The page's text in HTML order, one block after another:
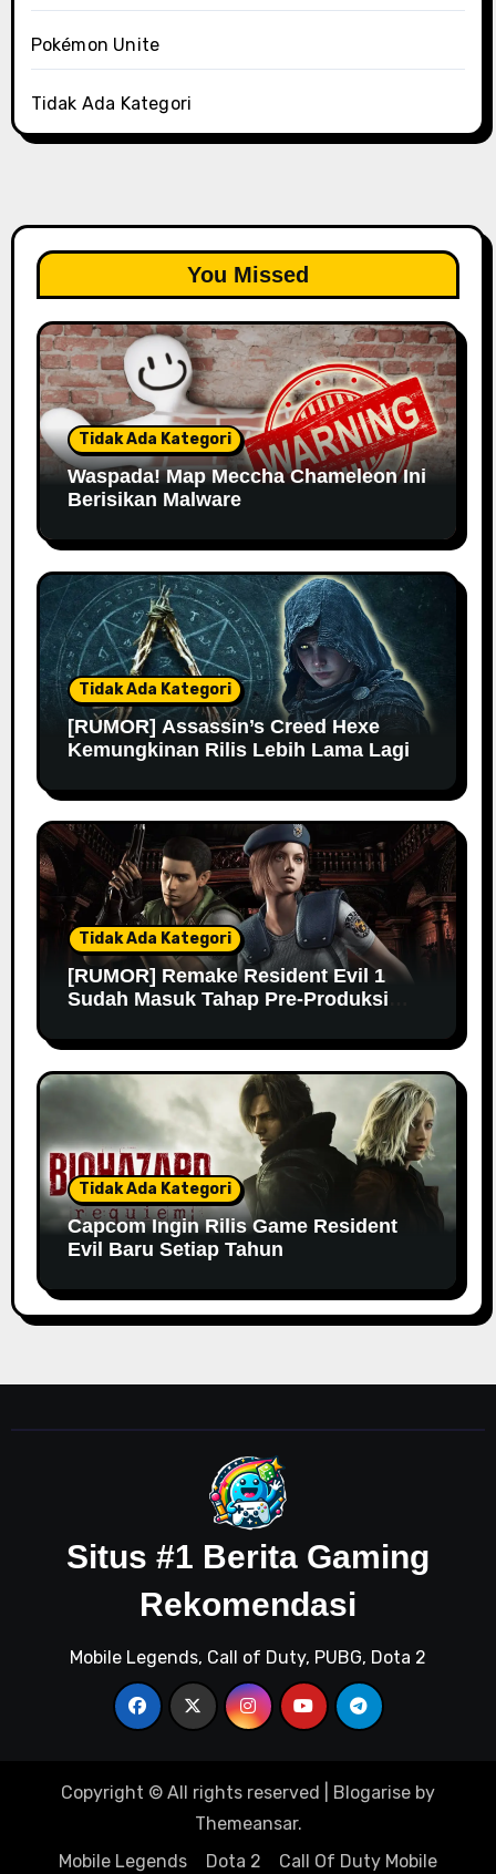
Pokémon Unite
Tidak Ada Kategori
You Missed
Tidak Ada Kategori
Waspada! Map Meccha Chameleon Ini
Berisikan Malware
Tidak Ada Kategori
[RUMOR] Assassin’s Creed Hexe
Kemungkinan Rilis Lebih Lama Lagi
Tidak Ada Kategori
[RUMOR] Remake Resident Evil 1
Sudah Masuk Tahap Pre-Produksi
Tidak Ada Kategori
Capcom Ingin Rilis Game Resident
Evil Baru Setiap Tahun
Situs #1 Berita Gaming
Rekomendasi
Mobile Legends, Call of Duty, PUBG, Dota 2
Copyright © All rights reserved Blogarise by
Themeansar.
Mobile Legends
Dota 2 Call Of Duty Mobile